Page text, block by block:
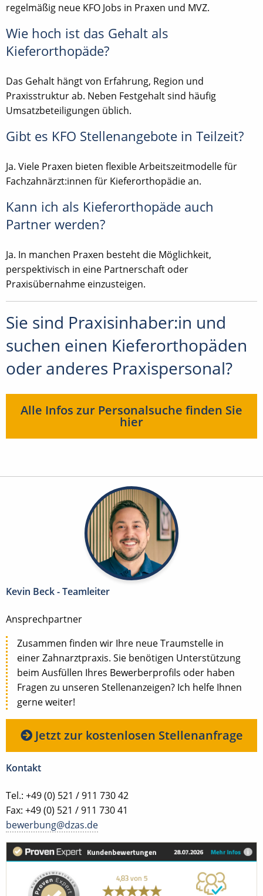
regelmäßig neue KFO Jobs in Praxen und MVZ.
Wie hoch ist das Gehalt als
Kieferorthopäde?
Das Gehalt hängt von Erfahrung, Region und
Praxisstruktur ab. Neben Festgehalt sind häufig
Umsatzbeteiligungen üblich.
Gibt es KFO Stellenangebote in Teilzeit?
Ja. Viele Praxen bieten flexible Arbeitszeitmodelle für
Fachzahnärzt:innen für Kieferorthopädie an.
Kann ich als Kieferorthopäde auch
Partner werden?
Ja. In manchen Praxen besteht die Möglichkeit,
perspektivisch in eine Partnerschaft oder
Praxisübernahme einzusteigen.
Sie sind Praxisinhaber:in und
suchen einen Kieferorthopäden
oder anderes Praxispersonal?
Alle Infos zur Personalsuche finden Sie
hier
Kevin Beck - Teamleiter
Ansprechpartner
Zusammen finden wir Ihre neue Traumstelle in
einer Zahnarztpraxis. Sie benötigen Unterstützung
beim Ausfüllen Ihres Bewerberprofils oder haben
Fragen zu unseren Stellenanzeigen? Ich helfe Ihnen
gerne weiter!
Jetzt zur kostenlosen Stellenanfrage
Kontakt
Tel.: +49 (0) 521 / 911 730 42
Fax: +49 (0) 521 / 911 730 41
bewerbung@dzas.de